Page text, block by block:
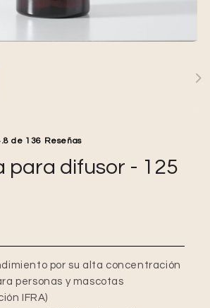
de 136 Reseñas
para difusor - 125
por su alta concentración
personas y mascotas
IFRA)